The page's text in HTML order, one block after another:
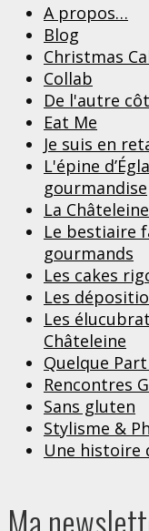
A propos…
Blog
Christmas
Collab
De l'autre
Eat Me
Je suis en
L'épine
gourmandise
La Châteleine
Le bestiaire
gourmands
Les cakes
Les
Les
Châteleine
Quelque
Rencontres
Sans gluten
Stylisme &
Une histoire